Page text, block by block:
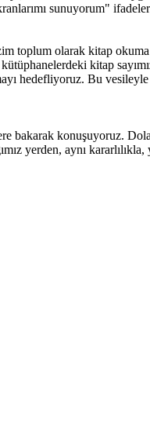
sunuyorum"
toplum olarak kitap
kitap
hedefliyoruz. Bu
bakarak konuşuyoruz.
yerden, aynı